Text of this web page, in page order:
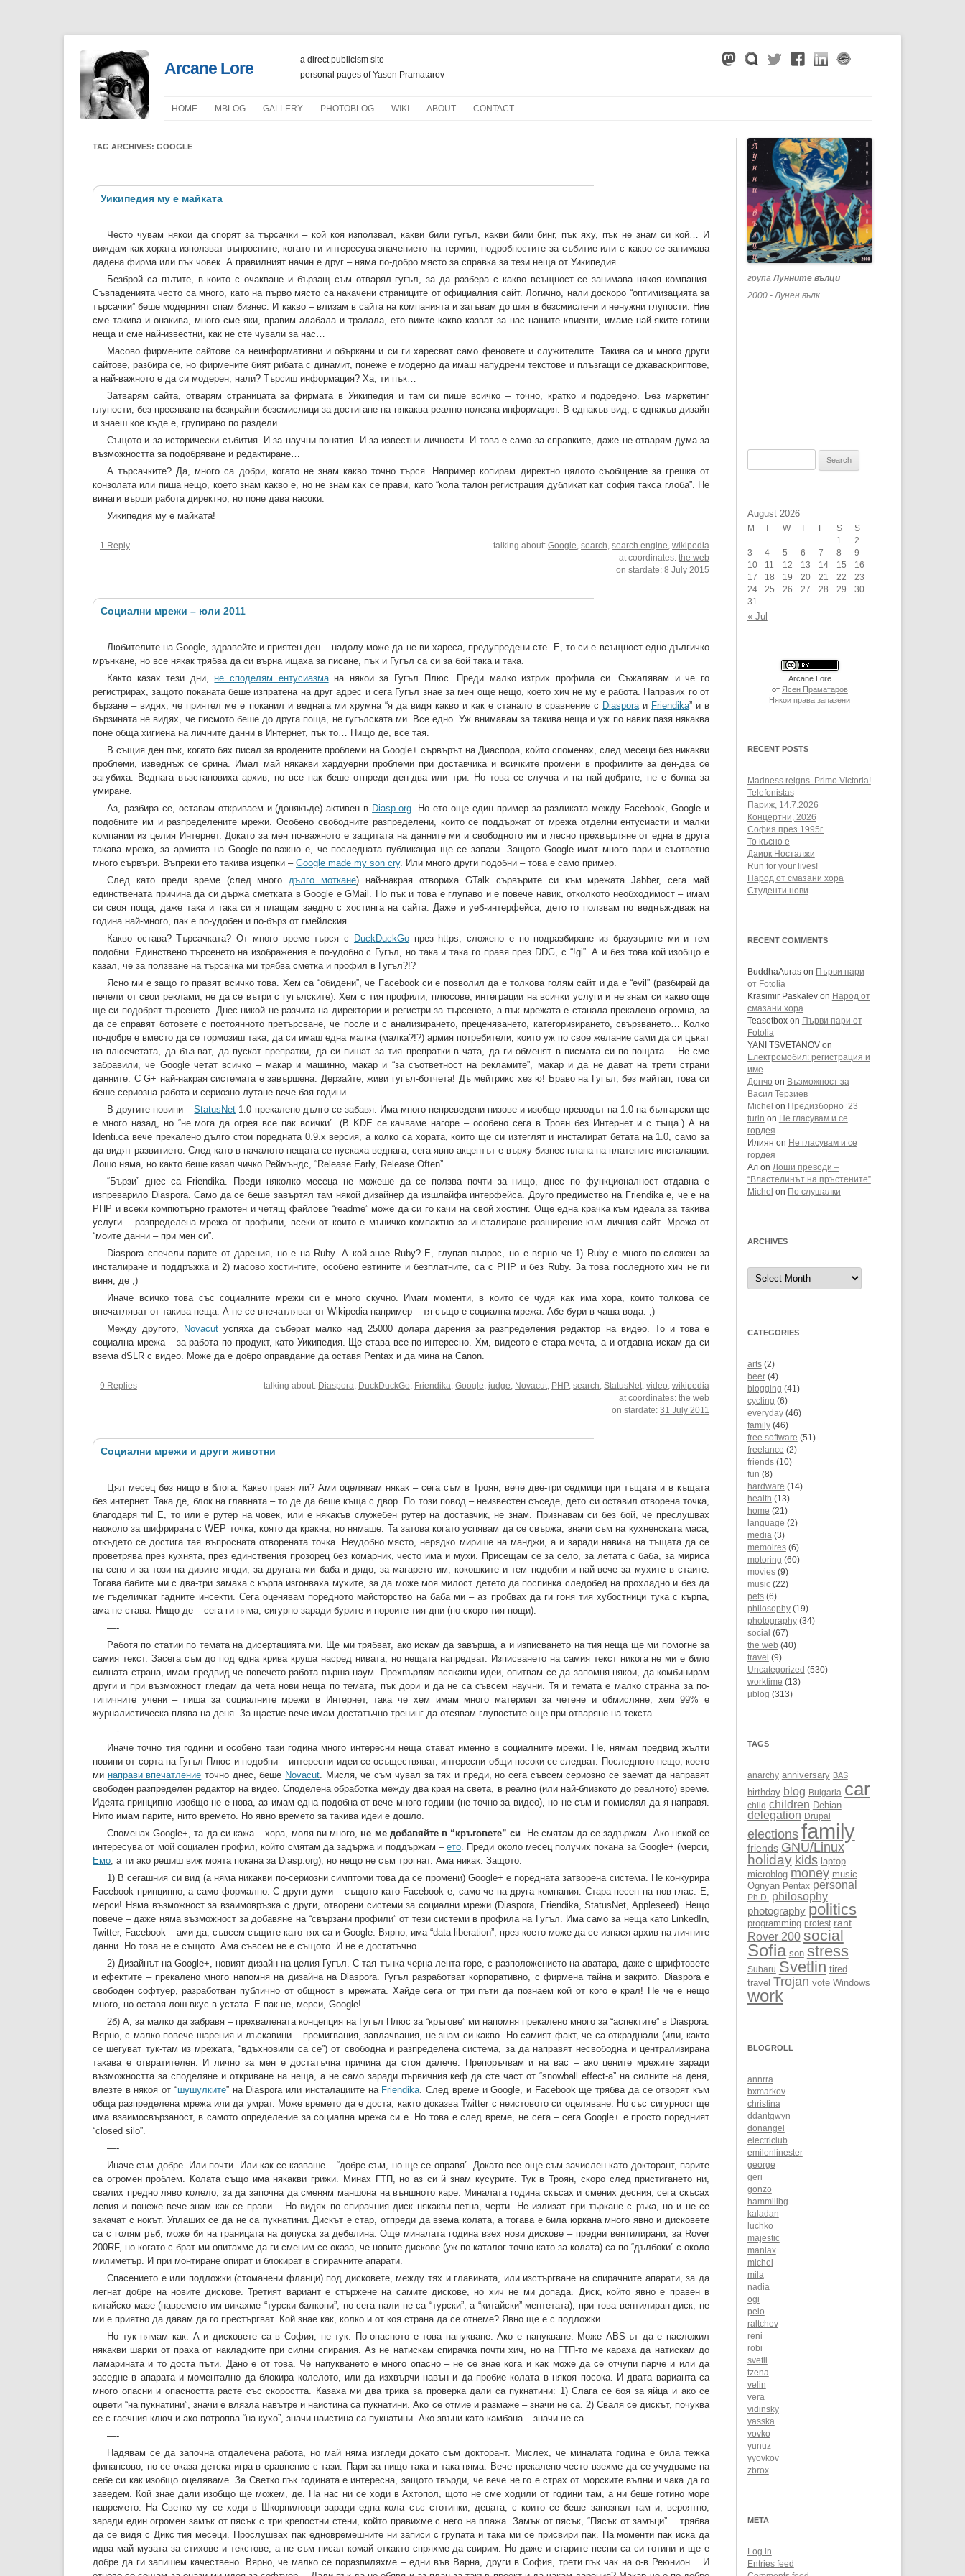
Arcane Lore
a direct publicism site
personal pages of Yasen Pramatarov
HOME ΜBLOG GALLERY PHOTOBLOG WIKI ABOUT CONTACT
TAG ARCHIVES: GOOGLE
Уикипедия му е майката
Често чувам някои да спорят за търсачки – кой коя използвал, какви били гугъл, какви били бинг, пък яху, пък не знам си кой… И
виждам как хората използват въпросните, когато ги интересува значението на термин, подробностите за събитие или с какво се занимава
дадена фирма или пък човек. А правилният начин е друг – няма по-добро място за справка за тези неща от Уикипедия.
Безброй са пътите, в които с очакване и бързащ съм отварял гугъл, за да разбера с какво всъщност се занимава някоя компания.
Съвпаденията често са много, като на първо място са накачени страниците от официалния сайт. Логично, нали доскоро “оптимизацията за
търсачки” беше модерният спам бизнес. И какво – влизам в сайта на компанията и затъвам до шия в безсмислени и ненужни глупости. Ние
сме такива и онакива, много сме яки, правим алабала и тралала, ето вижте какво казват за нас нашите клиенти, имаме най-яките готини
неща и сме най-известни, как не сте чували за нас…
Масово фирмените сайтове са неинформативни и объркани и си ги харесват само феновете и служителите. Такива са и много други
сайтове, разбира се, но фирмените бият рибата с динамит, понеже е модерно да имаш напудрени текстове и плъзгащи се джаваскриптове,
а най-важното е да си модерен, нали? Търсиш информация? Ха, ти пък…
Затварям сайта, отварям страницата за фирмата в Уикипедия и там си пише всичко – точно, кратко и подредено. Без маркетинг
глупости, без пресяване на безкрайни безсмислици за достигане на някаква реално полезна информация. В еднакъв вид, с еднакъв дизайн
и знаеш кое къде е, групирано по раздели.
Същото и за исторически събития. И за научни понятия. И за известни личности. И това е само за справките, даже не отварям дума за
възможността за подобряване и редактиране…
А търсачките? Да, много са добри, когато не знам какво точно търся. Например копирам директно цялото съобщение за грешка от
конзолата или пиша нещо, което знам какво е, но не знам как се прави, като “кола талон регистрация дубликат кат софия такса глоба”. Не
винаги върши работа директно, но поне дава насоки.
Уикипедия му е майката!
1 Reply talking about:Google ,search ,search engine ,wikipedia
at coordinates:the web
on stardate:8 July 2015
Социални мрежи – юли 2011
Любителите на Google, здравейте и приятен ден – надолу може да не ви хареса, предупредени сте. Е, то си е всъщност едно дългичко
мрънкане, но все някак трябва да си върна ищаха за писане, пък и Гугъл са си за бой така и така.
Както казах тези дни, не споделям ентусиазмана някои за Гугъл Плюс. Преди малко изтрих профила си. Съжалявам и че го
регистрирах, защото поканата беше изпратена на друг адрес и сега Гугъл знае за мен още нещо, което хич не му е работа. Направих го от
бързане – видях, че приятел ме е поканил и веднага ми хрумна “я да видя какво и как е станало в сравнение с Diasporaи Friendika” и в
бързината не видях, че писмото беше до друга поща, не гугълската ми. Все едно. Уж внимавам за такива неща и уж по навик пазя някаква
поне обща хигиена на личните данни в Интернет, пък то… Нищо де, все тая.
В същия ден пък, когато бях писал за вродените проблеми на Google+ сървърът на Диаспора, който споменах, след месеци без никакви
проблеми, изведнъж се срина. Имал май някакви хардуерни проблеми при доставчика и всичките промени в профилите за ден-два се
загубиха. Веднага възстановиха архив, но все пак беше отпреди ден-два или три. Но това се случва и на най-добрите, не е болка за
умиране.
Аз, разбира се, оставам откриваем и (донякъде) активен в Diasp.org. Но ето още един пример за разликата между Facebook, Google и
подобните им и разпределените мрежи. Особено свободните разпределени, които се поддържат от мрежа отделни ентусиасти и малки
компании из целия Интернет. Докато за мен по-важното е защитата на данните ми и свободното им и лесно прехвърляне от една в друга
такава мрежа, за армията на Google по-важно е, че последната публикация ще се запази. Защото Google имат много пари и съответно
много сървъри. Въпреки ето такива изцепки – Google made my son cry. Или много други подобни – това е само пример.
След като преди време (след многодълго моткане) най-накрая отвориха GTalk сървърите си към мрежата Jabber, сега май
единствената причина да си държа сметката в Google е GMail. Но пък и това е глупаво и е повече навик, отколкото необходимост – имам
си своя поща, даже така и така си я плащам заедно с хостинга на сайта. Даже и уеб-интерфейса, дето го ползвам по веднъж-дваж на
година най-много, пак е по-удобен и по-бърз от гмейлския.
Какво остава? Търсачката? От много време търся с
DuckDuckGoпрез https, сложено е по подразбиране из браузърите ми и тем
подобни. Единствено търсенето на изображения е по-удобно с Гугъл, но така и така го правя през DDG, с “!gi”. А и без това кой изобщо е
казал, че за ползване на търсачка ми трябва сметка и профил в Гугъл?!?
Ясно ми е защо го правят всичко това. Хем са “обидени”, че Facebook си е позволил да е толкова голям сайт и да е “evil” (разбирай да
печели от свои реклами, не да се вътри с гугълските). Хем с тия профили, плюсове, интеграции на всички услуги и не знам си какво още
ще си подобрят търсенето. Днес никой не разчита на директории и регистри за търсенето, а пък мрежата е станала прекалено огромна, за
да се справят ботовете с постоянното претърсване, че после и с анализирането, преценяването, категоризирането, свързването… Колко
по-добре е вместо да се тормозиш така, да си имаш една малка (малка?!?) армия потребители, които уж по свое желание сами да си цъкат
на плюсчетата, да бъз-ват, да пускат препратки, да си пишат за тия препратки в чата, да ги обменят в писмата си по пощата… Не сме
забравили, че Google четат всичко – макар и машинно, макар и “за съответност на рекламите”, макар и да не дават на трети страни
данните. С G+ най-накрая системата е завършена. Дерзайте, живи гугъл-ботчета! Дъ мейтрикс хез ю! Браво на Гугъл, без майтап, това си
беше сериозна работа и сериозно лутане вече бая години.
В другите новини –StatusNet 1.0 прекалено дълго се забавя. Има много непреведени низове и изобщо преводът на 1.0 на български ще
е много назад, но “не мога да огрея все пак всички”. (В KDE се качваме нагоре – особено сега в Троян без Интернет и с тъща.) А на
Identi.ca вече прекалено дълго стои поредната 0.9.х версия, а колко са хората, които ще си изтеглят и инсталират бетата на 1.0, само за
да видят развитието. След като в началото нещата се пускаха веднага, сега явно акцентът е върху бизнес-плана на платените инсталации.
Лошо няма, но както беше казал чичко Реймъндс, “Release Early, Release Often”.
“Бързи” днес са Friendika. Преди няколко месеца не можеше да се ползва почти за нищо, днес по функционалност отдавна е
изпреварило Diaspora. Само да се беше завъртял там някой дизайнер да изшлайфа интерфейса. Друго предимство на Friendika е, че е на
PHP и всеки компютърно грамотен и четящ файлове “readme” може да си го качи на свой хостинг. Още една крачка към идеала за такива
услуги – разпределена мрежа от профили, всеки от които е мъничко компактно за инсталиране разширение към личния сайт. Мрежа от
“моите данни – при мен си”.
Diaspora спечели парите от дарения, но е на Ruby. А кой знае Ruby? Е, глупав въпрос, но е вярно че 1) Ruby е много по-сложен за
инсталиране и поддръжка и 2) масово хостингите, особено евтините и безплатните, са с PHP и без Ruby. За това последното хич не ги
виня, де ;)
Иначе всичко това със социалните мрежи си е много скучно. Имам моменти, в които се чудя как има хора, които толкова се
впечатляват от такива неща. А не се впечатляват от Wikipedia например – тя също е социална мрежа. Абе бури в чаша вода. ;)
Между другото,
Novacut успяха да съберат малко над 25000 долара дарения за разпределения редактор на видео. То и това е
социална мрежа – за работа по продукт, като Уикипедия. Ще става все по-интересно. Хм, видеото е стара мечта, а и отдавна искам да си
взема dSLR с видео. Може да е добро оправдание да оставя Pentax и да мина на Canon.
9 Replies talking about: Diaspora DuckDuckGo Friendika ,Google ,judge Novacut PHP,search ,StatusNet ,video ,wikipedia
at coordinates:the web
on stardate:31 July 2011
Социални мрежи и други животни
Цял месец без нищо в блога. Какво правя ли? Ами оцелявам някак – сега съм в Троян, вече две-три седмици при тъщата и в къщата
без интернет. Така де, блок на главната – то де да беше къща с двор. По този повод – неизвестен съседе, дето си оставил отворена точка,
благодаря ти! Е, то или е рутер на човек, или е някакъв служебен рутер на доставчик, не знам. Признавам си без бой, че преслушвах
наоколо за шифрирана с WEP точка, която да кракна, но нямаше. Та затова когато успявам да се свържа, значи съм на кухненската маса,
откъдето се достига тая въпросната отворената точка. Неудобно място, нерядко мирише на манджи, а и заради навика на тъщата да се
проветрява през кухнята, през единствения прозорец без комарник, често има и мухи. Присещам се за село, за летата с баба, за мириса
на сено и за този на дивите ягоди, за другата ми баба и дядо, за магарето им, кокошките и тем подобни и най-вече за мухите в стаите.
Тогава бабите ми с два-три замаха с кърпа изгонваха мухите, за да може моя милост детето да поспинка следобед на прохладно и без да
ме гъделичкат гадните инсекти. Сега оценявам поредното майсторство на баба ми – аз пробвах да ги гоня тия хубостници тука с кърпа,
ама не става. Нищо де – сега ги няма, сигурно заради бурите и пороите тия дни (по-скоро тия нощи).
—-
Работя по статии по темата на дисертацията ми. Ще ми трябват, ако искам да завърша, а и изписването на тия неща ще ми помогне за
самия текст. Засега съм до под една крива круша насред нивата, но нещата напредват. Изписването на самия текст никога не ми е било
силната страна, имам предвид че повечето работа върша наум. Прехвърлям всякакви идеи, опитвам се да запомня някои, да комбинирам
други и при възможност гледам да чета нови неща по темата, пък дори и да не са съвсем научни. Тя и темата е малко странна за по-
типичните учени – пиша за социалните мрежи в Интернет, така че хем имам много материал за четене и обмисляне, хем 99% е
журналистическа плява на деня. За щастие вече имам достатъчно тренинг да отсявам глупостите още при отваряне на текста.
—-
Иначе точно тия години и особено тази година много интересни неща стават именно в социалните мрежи. Не, нямам предвид жълти
новини от сорта на Гугъл Плюс и подобни – интересни идеи се осъществяват, интересни общи посоки се следват. Последното нещо, което
ми направи впечатление точно днес, беше Novacut. Мисля, че съм чувал за тях и преди, но сега съвсем сериозно се заемат да направят
свободен разпределен редактор на видео. Споделена обработка между два края на света, в реално (или най-близкото до реалното) време.
Идеята принципно изобщо не е нова, аз имам една подобна от вече много години (не точно за видео), но не съм и помислял да я направя.
Нито имам парите, нито времето. Но явно времето за такива идеи е дошло.
Споменах Google+, та да си кажа – хора, моля ви много, не ме добавяйте в “кръговете” си. Не смятам да се задържам. Ако някой се
интересува от мой социален профил, който смятам да задържа и поддържам –ето. Преди около месец получих покана за Google+ (мерси,
Емо, а ти ако решиш виж моята покана за Diasp.org), но нещо не съм трогнат. Ама никак. Защото:
1) В сегашния си вид (а няма никакви по-сериозни симптоми това да се промени) Google+ е поредната затворена система. Не конкурира
Facebook принципно, а само формално. С други думи – същото като Facebook е, само че на друга компания. Стара песен на нов глас. Е,
мерси! Няма възможност за взаимовръзка с други, отворени системи за социални мрежи (Diaspora, Friendika, StatusNet, Appleseed). Нещо
повече – даже няма възможност за добавяне на “свързани профили” от тези системи в профила на Гугъл. Има само за неща като LinkedIn,
Twitter, Facebook – ами да, съвсем същите като тях са и Google. Вярно, има “data liberation”, през което може да се изнася архив на личните
данни. Но това не е същото. Ама съвсем не е същото. И не е достатъчно.
2) Дизайнът на Google+, новият дизайн на целия Гугъл. С тая тънка черна лента горе, с разположението на аватара, даже с шрифтовете
и ефектите – прекалено много напомня на дизайна на Diaspora. Гугъл разработват корпоративно, с фирмена тайна и закрито. Diaspora е
свободен софтуер, разработван публично от общност в мрежата. Хайде сега от три пъти да познаем кой от кого е крал! Не че е нещо
много, но оставя лош вкус в устата. Е пак не, мерси, Google!
2б) А, за малко да забравя – прехвалената концепция на Гугъл Плюс за “кръгове” ми напомня прекалено много за “аспектите” в Diaspora.
Вярно, с малко повече шарения и лъскавини – премигвания, завлачвания, не знам си какво. Но самият факт, че са откраднали (или, както
се шегуват тук-там из мрежата, “вдъхновили са се”) от свободна и разпределена система, за да направят несвободна и централизирана
такава е отвратителен. И лично за мен е достатъчна причина да стоя далече. Препоръчвам и на вас – ако цените мрежите заради
възможността за споделяне и откриване на неща, а не само заради първичния кеф да сте част от “snowball effect-а” на силните на деня,
влезте в някоя от “шушулките” на Diaspora или инсталациите на Friendika. След време и Google, и Facebook ще трябва да се отворят към
обща разпределена мрежа или да умрат. Може времето да е доста, както доказва Twitter с неистовото си оцеляване. Но със сигурност ще
има взаимосвързаност, в самото определение за социална мрежа си е. Но това е след време, не сега – сега Google+ е просто поредният
“closed silo”.
—-
Иначе съм добре. Или почти. Или как се казваше – “добре съм, но ще се оправя”. Докато все още съм зачислен като докторант, парите
са огромен проблем. Колата също има някакви грижи. Минах ГТП, но аз си й знам кусурите. Тук в Троян, скоро след пристигането ни,
свалих предно ляво колело, за да започна да сменям маншона на външното каре. Миналата година скъсах и смених десния, сега скъсах
левия и понеже вече знам как се прави… Но видях по спирачния диск някакви петна, черти. Не излизат при търкане с ръка, но и не се
закачат с нокът. Уплаших се да не са пукнатини. Дискът е стар, отпреди да взема колата, а тогава е била юркана много явно и дисковете
са с голям ръб, може би на границата на допуска за дебелина. Още миналата година взех нови дискове – предни вентилирани, за Rover
200RF, но когато с брат ми опитахме да ги сменим се оказа, че новите дискове (уж по каталог точно като за колата) са по-“дълбоки” с около
милиметър. И при монтиране опират и блокират в спирачните апарати.
Спасението е или подложки (стоманени фланци) под дисковете, между тях и главината, или изстъргване на спирачните апарати, за да
легнат добре на новите дискове. Третият вариант е стържене на самите дискове, но хич не ми допада. Диск, който явно е правен в
китайско мазе (навремето им викахме “турски балкони”, но сега нали не са “турски”, а “китайски” ментетата), при това вентилиран диск, не
ми е приятно да давам да го престъргват. Кой знае как, колко и от коя страна да се отнеме? Явно ще е с подложки.
Но тук нямам как. А и дисковете са в София, не тук. По-опасното е това напукване. Ако е напукване. Може ABS-ът да е насложил
някакви шарки от праха от накладките при силни спирания. Аз не натискам спирачка почти хич, но на ГТП-то ме караха да натискам до
ламарината и то доста пъти. Дано е от това. Че напукването е много опасно – не се знае кога и как може да се отчупи парче и или да
заседне в апарата и моментално да блокира колелото, или да изхвърчи навън и да пробие колата в някоя посока. И двата варианта са
много опасни и опасността расте със скоростта. Казаха ми два трика за проверка дали са пукнатини: 1) Слага се боя за яйца и ако се
оцвети “на пукнатини”, значи е влязла навътре и наистина са пукнатини. Ако се отмие и размаже – значи не са. 2) Сваля се дискът, почуква
се с гаечния ключ и ако потропва “на кухо”, значи наистина са пукнатини. Ако звъни като камбана – значи не са.
—-
Надявам се да започна отдалечена работа, но май няма изгледи докато съм докторант. Мислех, че миналата година е била тежка
финансово, но се оказа детска игра в сравнение с тази. Пари за нищо така и така няма. Вече прекалено често взехме да се учудваме на
себе си как изобщо оцеляваме. За Светко пък годината е интересна, защото твърди, че вече не го е страх от морските вълни и чака да го
заведем. Кой знае дали изобщо ще можем, де. На нас ни се ходи в Ахтопол, щото не сме ходили от години там, а ни беше готино море
навремето. На Светко му се ходи в Шкорпиловци заради една кола със стотинки, децата, с които се беше запознал там и, вероятно,
заради един огромен замък от пясък с три крепостни стени, който правихме с него на плажа. Замък от пясък, “Пясък от замъци”… трябва
да се видя с Дикс тия месеци. Прослушвах пак едновремешните ни записи с групата и така ми се присвири пак. На моменти пак иска да
идва май музата за стихове и текстове, а не съм писал комай откакто спряхме да свирим. Но даже и старите песни са си готини и ще е
добре да ги запишем качествено. Вярно, че малко се поразпиляхме – едни във Варна, други в София, трети пък чак на о-в Реюнион… И
групаЛунните вълци
2000 - Лунен вълк
August 2026
M W F S
S
1
2
3
4 5 6 7 8
9
10
11 12 13 14 15
16
17
18 19 20 21 22
23
24
25 26 27 28 29
30
31
« Jul
Arcane Lore
от Ясен Праматаров
Някои права запазени
RECENT POSTS
Madness reigns. Primo Victoria!
Telefonistas
Париж, 14.7.2026
Концертни, 2026
София през 1995г.
То късно е
Даирк Носталжи
Run for your lives!
Народ от смазани хора
Студенти нови
RECENT COMMENTS
BuddhaAurason
Първи пари
от Fotolia
Krasimir Paskalevon Народ от
смазани хора
Teasetboxon
Първи пари от
Fotolia
YANI TSVETANOVon
Електромобил: регистрация и
име
Дончо on Възможност за
Васил Терзиев
Michel on
Предизборно ’23
turin on Не гласувам и се
гордея
Илиян on Не гласувам и се
гордея
Алon Лоши преводи –
“Властелинът на пръстените”
Michel on По слушалки
ARCHIVES
Archives
CATEGORIES
arts(2)
beer(4)
blogging (41)
cycling (6)
everyday(46)
family(46)
free software (51)
freelance (2)
friends(10)
fun (8)
hardware (14)
health (13)
home (21)
language (2)
media (3)
memoires(6)
motoring (60)
movies(9)
music(22)
pets(6)
philosophy(19)
photography(34)
social (67)
the web (40)
travel (9)
Uncategorized (530)
worktime (13)
µblog (313)
TAGS
anarchy anniversary BAS
birthday blog Bulgaria car
child children Debian
delegation Drupal
elections family
friends GNU/Linux
holiday kids laptop
microblog money music
Ognyan Pentax personal
Ph.D. philosophy
photography politics
programming protest rant
Rover 200 social
Sofia son stress
Subaru Svetlin tired
travel Trojan vote Windows
work
BLOGROLL
annrra
bxmarkov
christina
ddantgwyn
donangel
electriclub
emilonlinester
george
geri
gonzo
hammillbg
kaladan
luchko
majestic
maniax
michel
mila
nadia
ogi
peio
raltchev
reni
robi
svetli
tzena
velin
vera
vidinsky
yasska
yovko
yunuz
yyovkov
zbrox
META
Log in
Entries feed